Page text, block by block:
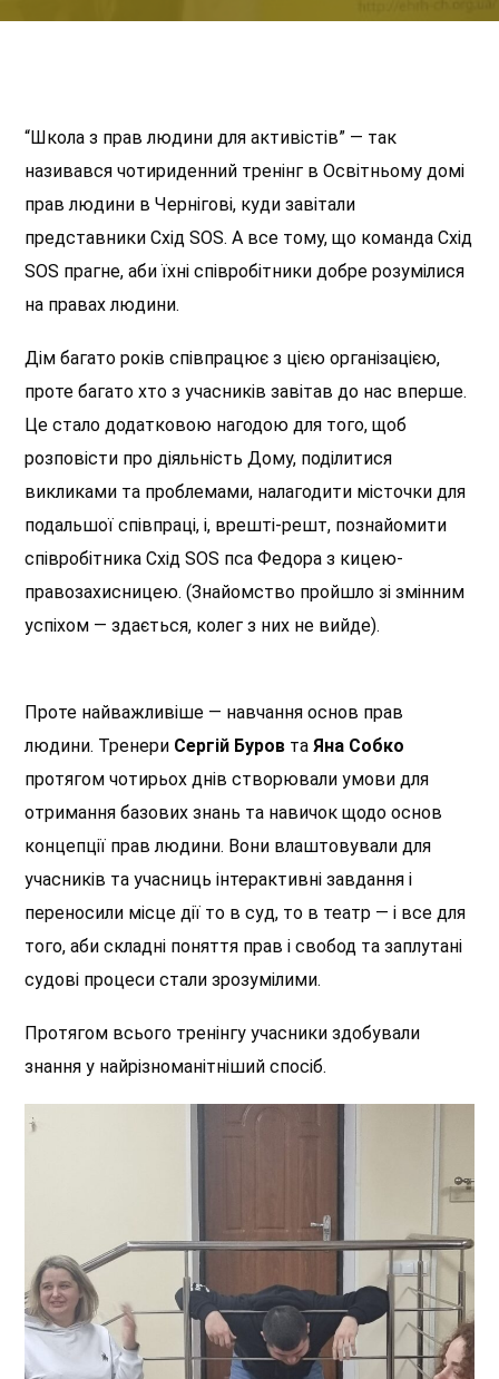
“Школа з прав людини для активістів” — так
називався чотириденний тренінг в Освітньому домі
прав людини в Чернігові, куди завітали
представники Схід SOS. А все тому, що команда Схід
SOS прагне, аби їхні співробітники добре розумілися
на правах людини.
Дім багато років співпрацює з цією організацією,
проте багато хто з учасників завітав до нас вперше.
Це стало додатковою нагодою для того, щоб
розповісти про діяльність Дому, поділитися
викликами та проблемами, налагодити місточки для
подальшої співпраці, і, врешті-решт, познайомити
співробітника Cхід SOS пса Федора з кицею-
правозахисницею. (Знайомство пройшло зі змінним
успіхом — здається, колег з них не вийде).
Проте найважливіше — навчання основ прав
людини. Тренери Сергій Буров та Яна Собко
протягом чотирьох днів створювали умови для
отримання базових знань та навичок щодо основ
концепції прав людини. Вони влаштовували для
учасників та учасниць інтерактивні завдання і
переносили місце дії то в суд, то в театр — і все для
того, аби складні поняття прав і свобод та заплутані
судові процеси стали зрозумілими.
Протягом всього тренінгу учасники здобували
знання у найрізноманітніший спосіб.